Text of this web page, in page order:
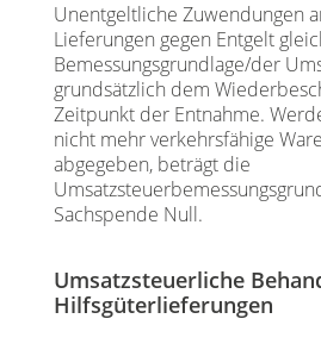
Unentgeltliche Zuwendungen
Lieferungen gegen Entgelt
Bemessungsgrundlage/der
grundsätzlich dem
Zeitpunkt der Entnahme.
nicht mehr verkehrsfähige
abgegeben, beträgt die
Sachspende Null.
Umsatzsteuerliche
Hilfsgüterlieferungen